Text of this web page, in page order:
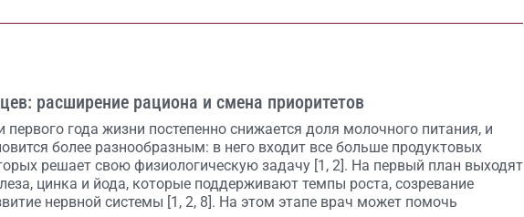
расширение рациона и смена приоритетов
первого года жизни постепенно снижается доля молочного питания, и
более разнообразным: в него входит все больше продуктовых
решает свою физиологическую задачу [1, 2]. На первый план выходят
цинка и йода, которые поддерживают темпы роста, созревание
нервной системы [1, 2, 8]. На этом этапе врач может помочь